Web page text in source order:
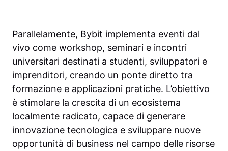
Parallelamente, Bybit implementa eventi dal
vivo come workshop, seminari e incontri
universitari destinati a studenti, sviluppatori e
imprenditori, creando un ponte diretto tra
formazione e applicazioni pratiche. L’obiettivo
è stimolare la crescita di un ecosistema
localmente radicato, capace di generare
innovazione tecnologica e sviluppare nuove
opportunità di business nel campo delle risorse